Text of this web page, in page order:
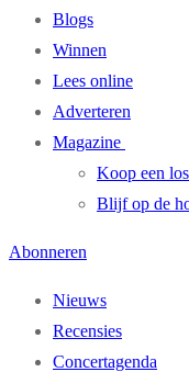
Blogs
Winnen
Lees online
Adverteren
Magazine
Koop een
Blijf op de
Abonneren
Nieuws
Recensies
Concertagenda